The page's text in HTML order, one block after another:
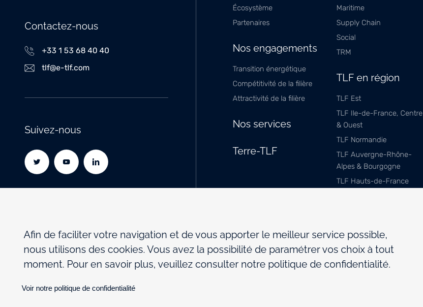
Contactez-nous
+33 1 53 68 40 40
tlf@e-tlf.com
Suivez-nous
Écosystème
Partenaires
Nos engagements
Transition énergétique
Compétitivité de la filière
Attractivité de la filière
Nos services
Terre-TLF
Maritime
Supply Chain
Social
TRM
TLF en région
TLF Est
TLF Ile-de-France, Centre
& Ouest
TLF Normandie
TLF Auvergne-Rhône-
Alpes & Bourgogne
TLF Hauts-de-France
Afin de faciliter votre navigation et de vous apporter le meilleur service possible,
nous utilisons des cookies. Vous avez la possibilité de paramétrer vos choix à tout
moment. Pour en savoir plus, veuillez consulter notre politique de confidentialité.
Voir notre politique de confidentialité